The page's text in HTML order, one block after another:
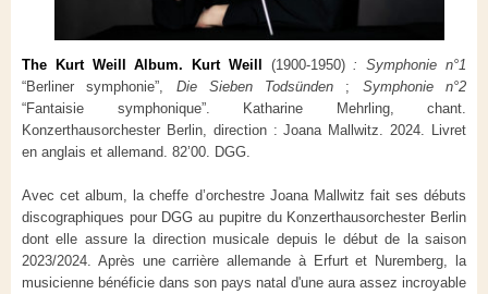
The Kurt Weill Album. Kurt Weill (1900-1950) : Symphonie n°1
“Berliner symphonie”, Die Sieben Todsünden ; Symphonie n°2
“Fantaisie symphonique”. Katharine Mehrling, chant.
Konzerthausorchester Berlin, direction : Joana Mallwitz. 2024. Livret
en anglais et allemand. 82’00. DGG.
Avec cet album, la cheffe d’orchestre Joana Mallwitz fait ses débuts
discographiques pour DGG au pupitre du Konzerthausorchester Berlin
dont elle assure la direction musicale depuis le début de la saison
2023/2024. Après une carrière allemande à Erfurt et Nuremberg, la
musicienne bénéficie dans son pays natal d'une aura assez incroyable